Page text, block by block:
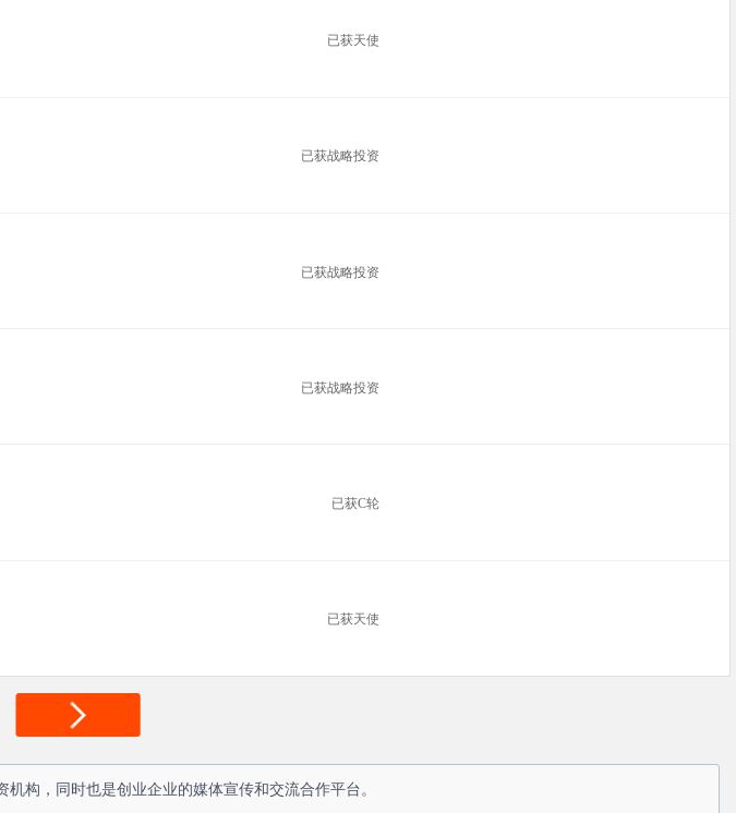
已获天使
已获战略投资
已获战略投资
已获战略投资
已获C轮
已获天使
构，同时也是创业企业的媒体宣传和交流合作平台。